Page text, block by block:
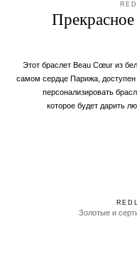
Этот браслет Beau Cœur из
самом сердце Парижа, доступен
персонализировать
которое будет дарить
Золотые и